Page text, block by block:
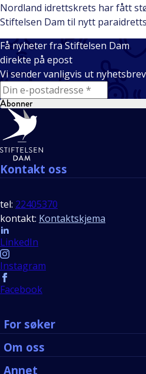
Nordland idrettskrets har fått
Stiftelsen Dam til nytt
Få nyheter fra Stiftelsen Dam
direkte på epost
Vi sender vanligvis ut
E-mail
Abonner
Bunntekst
Kontakt oss
tel: 22405370
kontakt: Kontaktskjema
Follow us
LinkedIn
Instagram
Facebook
For søker
Om oss
Annet